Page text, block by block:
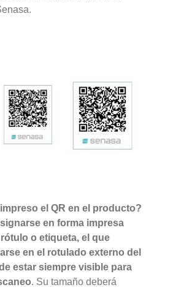
el QR en el producto?
en forma impresa
o etiqueta, el que
en el rotulado externo del
estar siempre visible para
. Su tamaño deberá